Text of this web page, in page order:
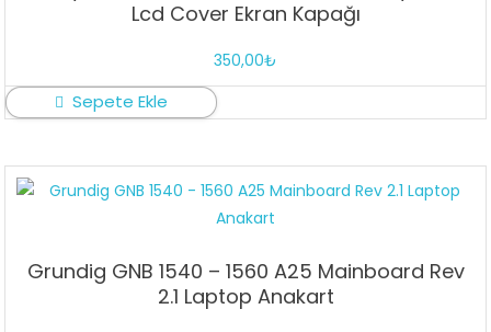
Lcd Cover Ekran Kapağı
350,00₺
Sepete Ekle
Grundig GNB 1540 – 1560 A25 Mainboard Rev
2.1 Laptop Anakart